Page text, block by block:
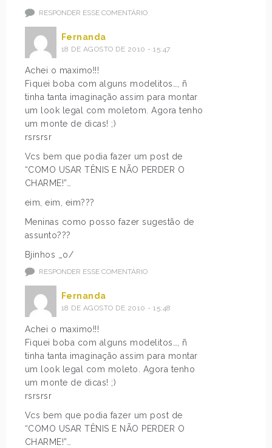
RESPONDER ESSE COMENTÁRIO
Fernanda
18 DE AGOSTO DE 2010 - 15:47
Achei o maximo!!!
Fiquei boba com alguns modelitos…, ñ
tinha tanta imaginação assim para montar
um look legal com moletom. Agora tenho
um monte de dicas! ;)
rsrsrsr
Vcs bem que podia fazer um post de
“COMO USAR TÊNIS E NÃO PERDER O
CHARME!”…
eim, eim, eim???
Meninas como posso fazer sugestão de
assunto???
Bjinhos _o/
RESPONDER ESSE COMENTÁRIO
Fernanda
18 DE AGOSTO DE 2010 - 15:48
Achei o maximo!!!
Fiquei boba com alguns modelitos…, ñ
tinha tanta imaginação assim para montar
um look legal com moleto. Agora tenho
um monte de dicas! ;)
rsrsrsr
Vcs bem que podia fazer um post de
“COMO USAR TÊNIS E NÃO PERDER O
CHARME!”…